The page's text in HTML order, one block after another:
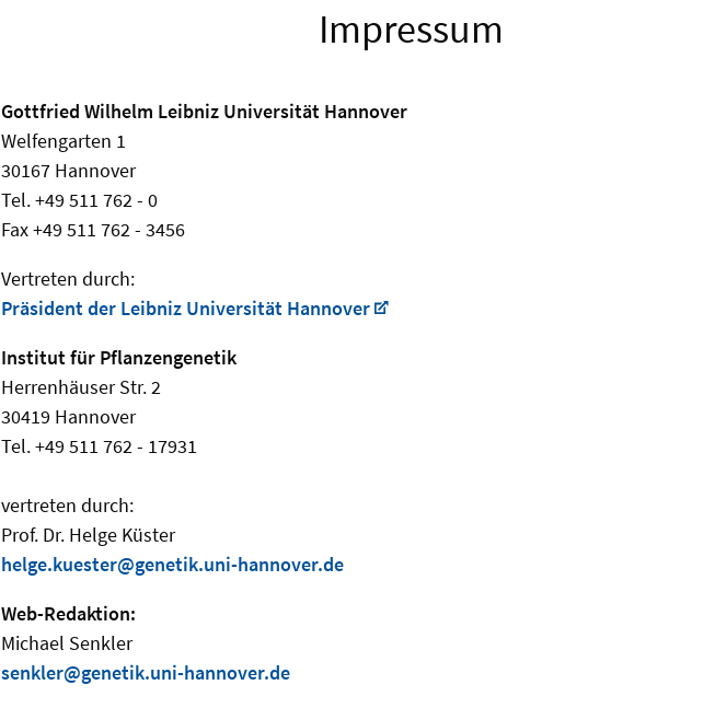
Impressum
Gottfried Wilhelm Leibniz Universität Hannover
Welfengarten 1
30167 Hannover
Tel. +49 511 762 - 0
Fax +49 511 762 - 3456
Vertreten durch:
Präsident der Leibniz Universität Hannover
Institut für Pflanzengenetik
Herrenhäuser Str. 2
30419 Hannover
Tel. +49 511 762 - 17931
vertreten durch:
Prof. Dr. Helge Küster
helge.kuester@genetik.uni-hannover.de
Web-Redaktion:
Michael Senkler
senkler@genetik.uni-hannover.de